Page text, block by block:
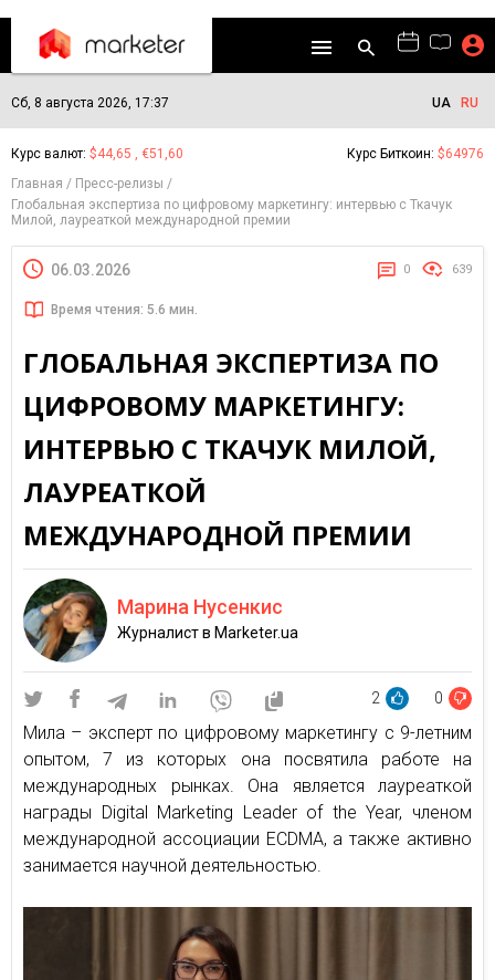
Сб, 8 августа 2026, 17:37 UA RU
Курс валют: $44,65 , €51,60 Курс Биткоин: $64976
Главная
Пресс-релизы
Глобальная экспертиза по цифровому маркетингу: интервью с Ткачук
Милой, лауреаткой международной премии
06.03.2026 0 639
Время чтения: 5.6 мин.
ГЛОБАЛЬНАЯ ЭКСПЕРТИЗА ПО
ЦИФРОВОМУ МАРКЕТИНГУ:
ИНТЕРВЬЮ С ТКАЧУК МИЛОЙ,
ЛАУРЕАТКОЙ
МЕЖДУНАРОДНОЙ ПРЕМИИ
Марина Нусенкис
Журналист в Marketer.ua
2 0
Мила – эксперт по цифровому маркетингу с 9-летним
опытом, 7 из которых она посвятила работе на
международных рынках. Она является лауреаткой
награды Digital Marketing Leader of the Year, членом
международной ассоциации ECDMA, а также активно
занимается научной деятельностью.